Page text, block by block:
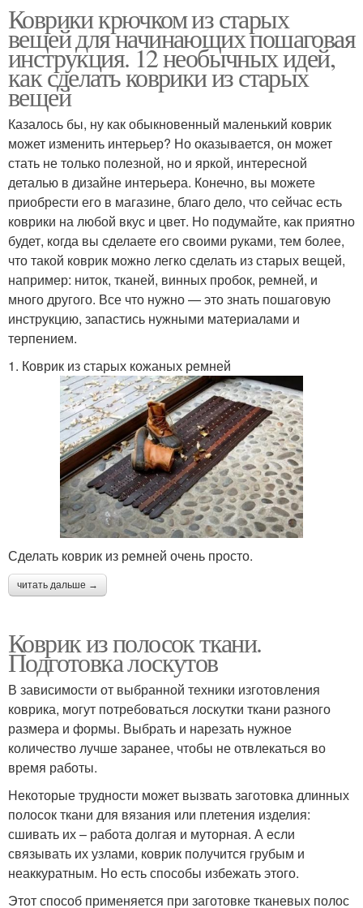
Коврики крючком из старых
вещей для начинающих пошаговая
инструкция. 12 необычных идей,
как сделать коврики из старых
вещей
Казалось бы, ну как обыкновенный маленький коврик
может изменить интерьер? Но оказывается, он может
стать не только полезной, но и яркой, интересной
деталью в дизайне интерьера. Конечно, вы можете
приобрести его в магазине, благо дело, что сейчас есть
коврики на любой вкус и цвет. Но подумайте, как приятно
будет, когда вы сделаете его своими руками, тем более,
что такой коврик можно легко сделать из старых вещей,
например: ниток, тканей, винных пробок, ремней, и
много другого. Все что нужно — это знать пошаговую
инструкцию, запастись нужными материалами и
терпением.
1. Коврик из старых кожаных ремней
Сделать коврик из ремней очень просто.
читать дальше →
Коврик из полосок ткани.
Подготовка лоскутов
В зависимости от выбранной техники изготовления
коврика, могут потребоваться лоскутки ткани разного
размера и формы. Выбрать и нарезать нужное
количество лучше заранее, чтобы не отвлекаться во
время работы.
Некоторые трудности может вызвать заготовка длинных
полосок ткани для вязания или плетения изделия:
сшивать их – работа долгая и муторная. А если
связывать их узлами, коврик получится грубым и
неаккуратным. Но есть способы избежать этого.
Этот способ применяется при заготовке тканевых полос